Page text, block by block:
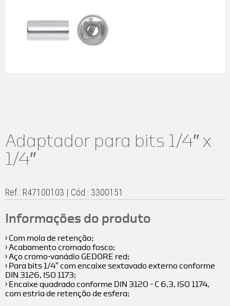
Adaptador para bits 1/4″ x
1/4″
Ref.: R47100103 | Cód.: 3300151
Informações do produto
› Com mola de retenção;
› Acabamento cromado fosco;
› Aço cromo-vanádio GEDORE red;
› Para bits 1/4″ com encaixe sextavado externo conforme
DIN 3126, ISO 1173;
› Encaixe quadrado conforme DIN 3120 – C 6,3, ISO 1174,
com estria de retenção de esfera;